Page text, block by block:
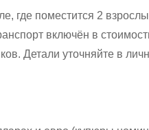
где поместится 2
включён в
Детали уточняйте в